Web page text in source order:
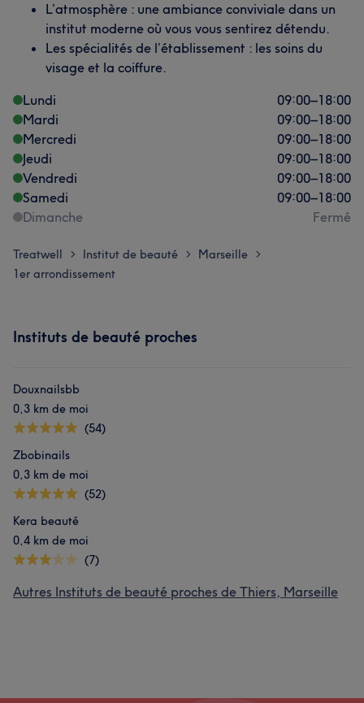
L’atmosphère : une ambiance conviviale dans un
institut moderne où vous vous sentirez détendu.
Les spécialités de l’établissement : les soins du
visage et la coiffure.
Lundi
09:00–18:00
Mardi
09:00–18:00
Mercredi
09:00–18:00
Jeudi
09:00–18:00
Vendredi
09:00–18:00
Samedi
09:00–18:00
Dimanche
Fermé
Treatwell > Institut de beauté > Marseille >
1er arrondissement
Instituts de beauté proches
Douxnailsbb
0,3 km de moi
(54)
Zbobinails
0,3 km de moi
(52)
Kera beauté
0,4 km de moi
(7)
Autres Instituts de beauté proches de Thiers, Marseille